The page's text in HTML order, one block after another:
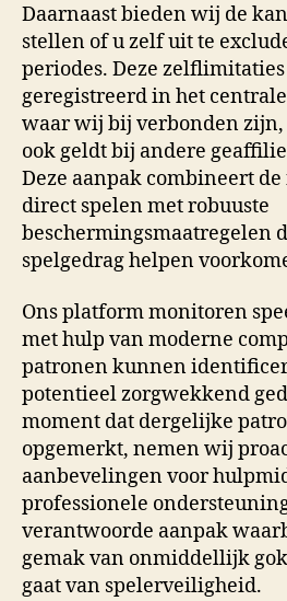
Daarnaast bieden wij de
stellen of u zelf uit te
periodes. Deze
geregistreerd in het
waar wij bij verbonden zijn,
ook geldt bij andere
Deze aanpak combineert
direct spelen met robuuste
beschermingsmaatregelen
spelgedrag helpen
Ons platform monitoren
met hulp van moderne
patronen kunnen
potentieel zorgwekkend
moment dat dergelijke
opgemerkt, nemen wij
aanbevelingen voor
professionele
verantwoorde aanpak
gemak van onmiddellijk
gaat van spelerveiligheid.